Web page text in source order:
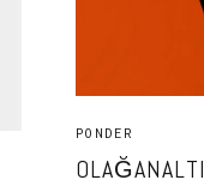
PONDER
OLAĞANALTI